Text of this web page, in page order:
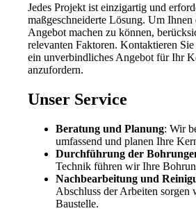
Jedes Projekt ist einzigartig und
maßgeschneiderte Lösung. Um Ihnen
Angebot machen zu können,
relevanten Faktoren. Kontaktieren
ein unverbindliches Angebot für Ihr
anzufordern.
Unser Service
Beratung und Planung: Wir
umfassend und planen Ihre
Durchführung der
Technik führen wir Ihre
Nachbearbeitung und
Abschluss der Arbeiten sorgen
Baustelle.